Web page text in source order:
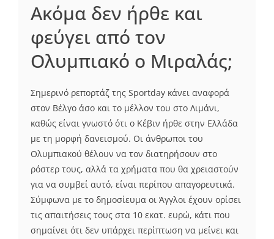
Ακόμα δεν ήρθε και
φεύγει από τον
Ολυμπιακό ο Μιραλάς;
Σημερινό ρεπορτάζ της Sportday κάνει αναφορά
στον Βέλγο άσο και το μέλλον του στο Λιμάνι,
καθώς είναι γνωστό ότι ο Κέβιν ήρθε στην Ελλάδα
με τη μορφή δανεισμού. Οι άνθρωποι του
Ολυμπιακού θέλουν να τον διατηρήσουν στο
ρόστερ τους, αλλά τα χρήματα που θα χρειαστούν
για να συμβεί αυτό, είναι περίπου απαγορευτικά.
Σύμφωνα με το δημοσίευμα οι Άγγλοι έχουν ορίσει
τις απαιτήσεις τους στα 10 εκατ. ευρώ, κάτι που
σημαίνει ότι δεν υπάρχει περίπτωση να μείνει και